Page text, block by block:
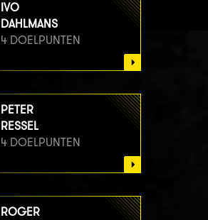
IVO
DAHLMANS
4 DOELPUNTEN
PETER
RESSEL
4 DOELPUNTEN
ROGER